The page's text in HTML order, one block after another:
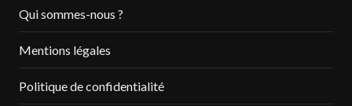
Qui sommes-nous ?
Mentions légales
Politique de confidentialité